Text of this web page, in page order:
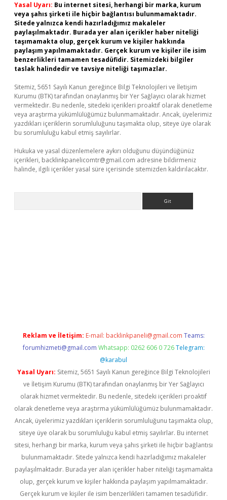
Yasal Uyarı: Bu internet sitesi, herhangi bir marka, kurum
veya şahıs şirketi ile hiçbir bağlantısı bulunmamaktadır.
Sitede yalnızca kendi hazırladığımız makaleler
paylaşılmaktadır. Burada yer alan içerikler haber niteliği
taşımamakta olup, gerçek kurum ve kişiler hakkında
paylaşım yapılmamaktadır. Gerçek kurum ve kişiler ile isim
benzerlikleri tamamen tesadüfidir. Sitemizdeki bilgiler
taslak halindedir ve tavsiye niteliği taşımazlar.
Sitemiz, 5651 Sayılı Kanun gereğince Bilgi Teknolojileri ve İletişim
Kurumu (BTK) tarafından onaylanmış bir Yer Sağlayıcı olarak hizmet
vermektedir. Bu nedenle, sitedeki içerikleri proaktif olarak denetleme
veya araştırma yükümlülüğümüz bulunmamaktadır. Ancak, üyelerimiz
yazdıkları içeriklerin sorumluluğunu taşımakta olup, siteye üye olarak
bu sorumluluğu kabul etmiş sayılırlar.
Hukuka ve yasal düzenlemelere aykırı olduğunu düşündüğünüz
içerikleri, backlinkpanelicomtr@gmail.com adresine bildirmeniz
halinde, ilgili içerikler yasal süre içerisinde sitemizden kaldırılacaktır.
Reklam ve İletişim: E-mail: backlinkpaneli@gmail.com Teams:
forumhizmeti@gmail.com Whatsapp: 0262 606 0 726 Telegram:
@karabul
Yasal Uyarı: Sitemiz, 5651 Sayılı Kanun gereğince Bilgi Teknolojileri
ve İletişim Kurumu (BTK) tarafından onaylanmış bir Yer Sağlayıcı
olarak hizmet vermektedir. Bu nedenle, sitedeki içerikleri proaktif
olarak denetleme veya araştırma yükümlülüğümüz bulunmamaktadır.
Ancak, üyelerimiz yazdıkları içeriklerin sorumluluğunu taşımakta olup,
siteye üye olarak bu sorumluluğu kabul etmiş sayılırlar. Bu internet
sitesi, herhangi bir marka, kurum veya şahıs şirketi ile hiçbir bağlantısı
bulunmamaktadır. Sitede yalnızca kendi hazırladığımız makaleler
paylaşılmaktadır. Burada yer alan içerikler haber niteliği taşımamakta
olup, gerçek kurum ve kişiler hakkında paylaşım yapılmamaktadır.
Gerçek kurum ve kişiler ile isim benzerlikleri tamamen tesadüfidir.